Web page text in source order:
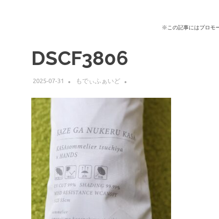
※この記事にはプロモ
DSCF3806
2025-07-31 もでぃふぁいど